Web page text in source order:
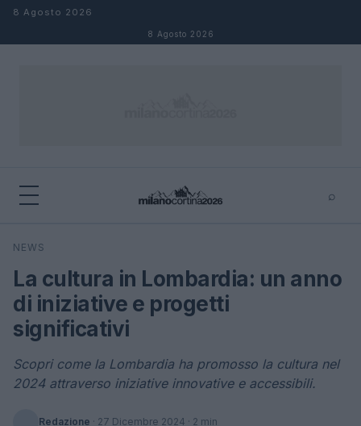
Salta al contenuto
8 Agosto 2026
8 Agosto 2026
⌕
Cerca
NEWS
La cultura in Lombardia: un anno
di iniziative e progetti
significativi
Scopri come la Lombardia ha promosso la cultura nel
2024 attraverso iniziative innovative e accessibili.
Redazione · 27 Dicembre 2024 · 2 min